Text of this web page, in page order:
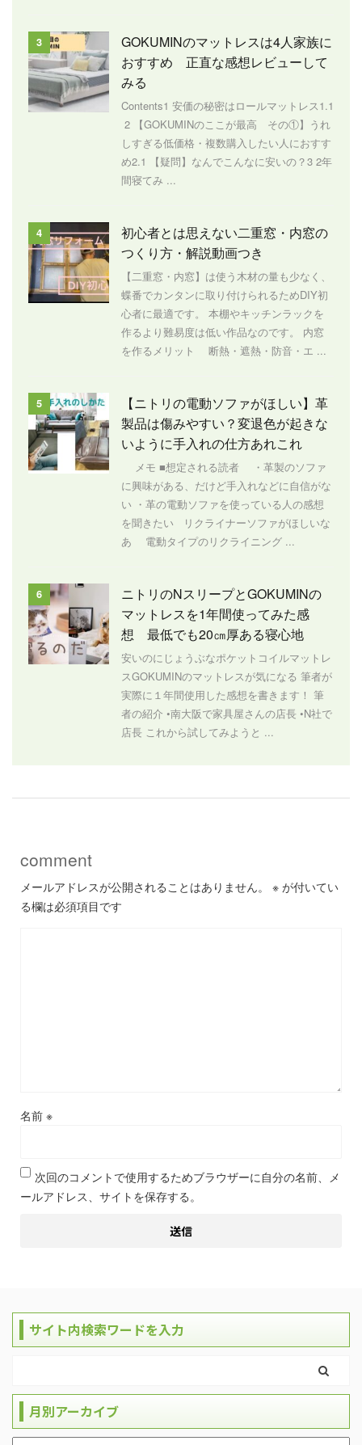
3
GOKUMINのマットレスは4人家族に
おすすめ 正直な感想レビューして
みる
Contents1 安価の秘密はロールマットレス1.1
2 【GOKUMINのここが最高 その①】うれ
しすぎる低価格・複数購入したい人におすす
め2.1 【疑問】なんでこんなに安いの？3 2年
間寝てみ ...
4
初心者とは思えない二重窓・内窓の
つくり方・解説動画つき
【二重窓・内窓】は使う木材の量も少なく、
蝶番でカンタンに取り付けられるためDIY初
心者に最適です。 本棚やキッチンラックを
作るより難易度は低い作品なのです。 内窓
を作るメリット 断熱・遮熱・防音・エ ...
5
【ニトリの電動ソファがほしい】革
製品は傷みやすい？変退色が起きな
いように手入れの仕方あれこれ
メモ ■想定される読者 ・革製のソファ
に興味がある、だけど手入れなどに自信がな
い ・革の電動ソファを使っている人の感想
を聞きたい リクライナーソファがほしいな
あ 電動タイプのリクライニング ...
6
ニトリのNスリープとGOKUMINの
マットレスを1年間使ってみた感
想 最低でも20㎝厚ある寝心地
安いのにじょうぶなポケットコイルマットレ
スGOKUMINのマットレスが気になる 筆者が
実際に１年間使用した感想を書きます！ 筆
者の紹介 •南大阪で家具屋さんの店長 •N社で
店長 これから試してみようと ...
comment
メールアドレスが公開されることはありません。 ※ が付いてい
る欄は必須項目です
名前 ※
次回のコメントで使用するためブラウザーに自分の名前、メ
ールアドレス、サイトを保存する。
サイト内検索ワードを入力
月別アーカイブ